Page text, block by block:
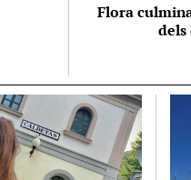
Flora
dels